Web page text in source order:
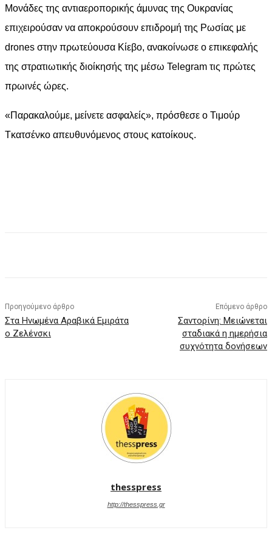
Μονάδες της αντιαεροπορικής άμυνας της Ουκρανίας
επιχειρούσαν να αποκρούσουν επιδρομή της Ρωσίας με
drones στην πρωτεύουσα Κίεβο, ανακοίνωσε ο επικεφαλής
της στρατιωτικής διοίκησής της μέσω Telegram τις πρώτες
πρωινές ώρες.
«Παρακαλούμε, μείνετε ασφαλείς», πρόσθεσε ο Τιμούρ
Τκατσένκο απευθυνόμενος στους κατοίκους.
Προηγούμενο άρθρο
Στα Ηνωμένα Αραβικά Εμιράτα
ο Ζελένσκι
Επόμενο άρθρο
Σαντορίνη: Μειώνεται
σταδιακά η ημερήσια
συχνότητα δονήσεων
thesspress
http://thesspress.gr